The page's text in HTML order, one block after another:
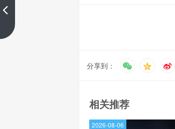
分享到：
相关推荐
2026-08-06